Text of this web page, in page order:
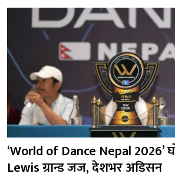
‘World of Dance Nepal 2026’
Lewis ग्रान्ड जज, देशभर अडिसन